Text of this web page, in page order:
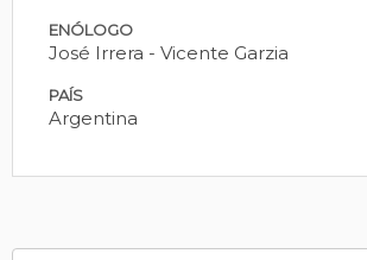
ENÓLOGO
José Irrera - Vicente Garzia
PAÍS
Argentina